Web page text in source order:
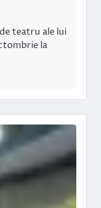
teatru ale lui
la